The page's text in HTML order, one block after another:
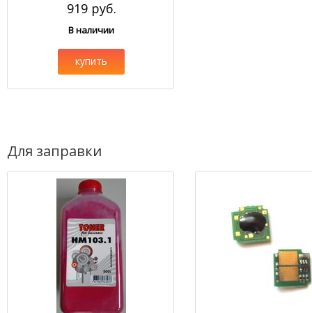
919 руб.
В наличии
купить
Для заправки